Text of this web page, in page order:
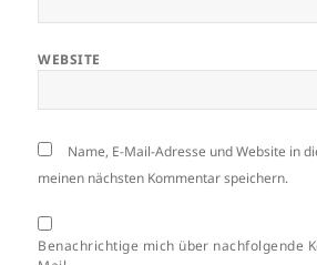
WEBSITE
Name, E-Mail-Adresse und Website in
meinen nächsten Kommentar speichern.
Benachrichtige mich über nachfolgende